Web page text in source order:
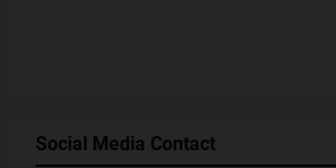
Social Media Contact